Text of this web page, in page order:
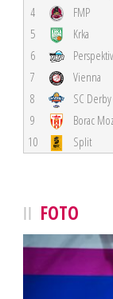
4
FMP
5
Krka
6
7
Vienna
8
SC Derby
9
Borac
10
Split
FOTO